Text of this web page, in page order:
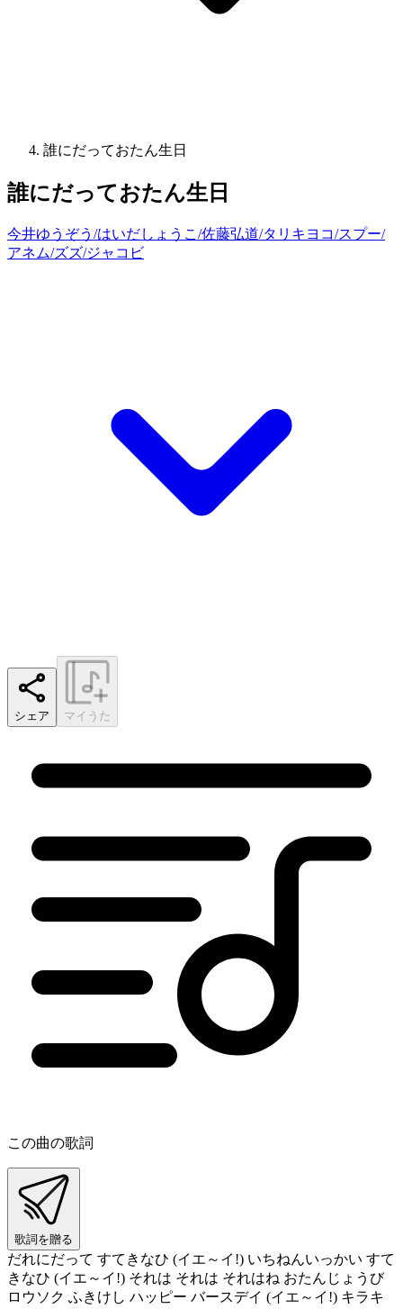
誰にだっておたん生日
誰にだっておたん生日
今井ゆうぞう/はいだしょうこ/佐藤弘道/タリキヨコ/スプー/
アネム/ズズ/ジャコビ
シェア マイうた
この曲の歌詞
歌詞を贈る
だれにだって すてきなひ (イエ～イ!) いちねんいっかい すて
きなひ (イエ～イ!) それは それは それはね おたんじょうび
ロウソク ふきけし ハッピー バースデイ (イエ～イ!) キラキ